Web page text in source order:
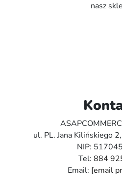
nasz
ul. PL. Jana Kilińskiego
NIP:
Tel: 884
Email: [email